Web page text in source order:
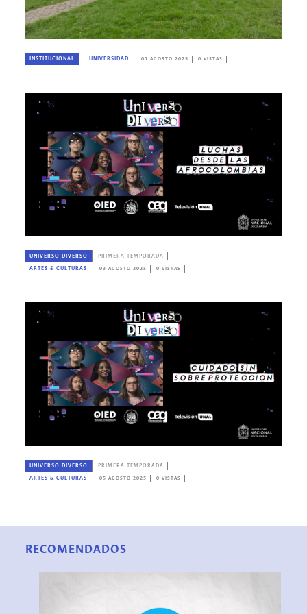
INSTITUCIONAL UNIVERSIDAD 01 AGOSTO 2025 0 VISTAS
UNIVERSO DIVERSO PRIMERA TEMPORADA
ARTES & CULTURAS 03 AGOSTO 2025 0 VISTAS
UNIVERSO DIVERSO PRIMERA TEMPORADA
ARTES & CULTURAS 05 AGOSTO 2025 0 VISTAS
RECOMENDADOS